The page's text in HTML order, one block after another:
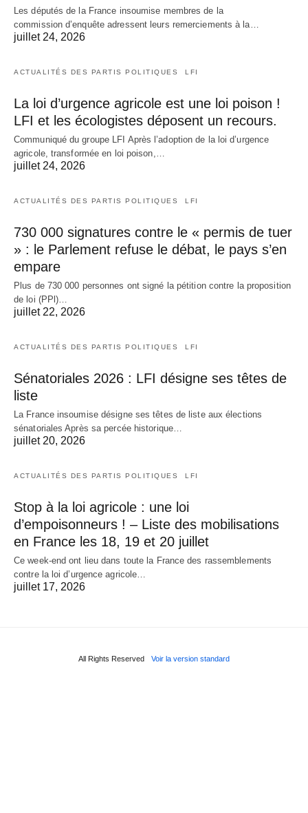
Les députés de la France insoumise membres de la
commission d’enquête adressent leurs remerciements à la…
juillet 24, 2026
ACTUALITÉS DES PARTIS POLITIQUES LFI
La loi d’urgence agricole est une loi poison !
LFI et les écologistes déposent un recours.
Communiqué du groupe LFI Après l’adoption de la loi d’urgence
agricole, transformée en loi poison,…
juillet 24, 2026
ACTUALITÉS DES PARTIS POLITIQUES LFI
730 000 signatures contre le « permis de tuer
» : le Parlement refuse le débat, le pays s’en
empare
Plus de 730 000 personnes ont signé la pétition contre la proposition
de loi (PPl)…
juillet 22, 2026
ACTUALITÉS DES PARTIS POLITIQUES LFI
Sénatoriales 2026 : LFI désigne ses têtes de
liste
La France insoumise désigne ses têtes de liste aux élections
sénatoriales Après sa percée historique…
juillet 20, 2026
ACTUALITÉS DES PARTIS POLITIQUES LFI
Stop à la loi agricole : une loi
d’empoisonneurs ! – Liste des mobilisations
en France les 18, 19 et 20 juillet
Ce week-end ont lieu dans toute la France des rassemblements
contre la loi d’urgence agricole…
juillet 17, 2026
All Rights Reserved Voir la version standard